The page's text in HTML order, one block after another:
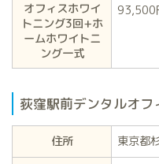
オフィスホワイ
トニング3回+ホ
ームホワイトニ
ング一式
93,500
荻窪駅前デンタルオ
住所 東京都